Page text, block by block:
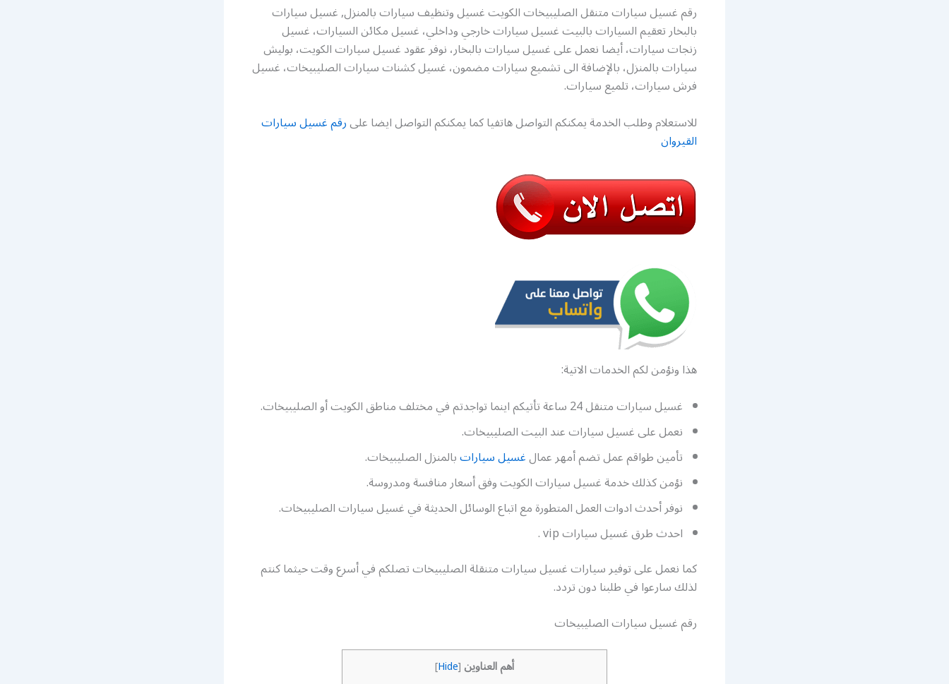
رقم غسيل سيارات متنقل الصليبيخات الكويت غسيل وتنظيف سيارات بالمنزل, غسيل سيارات
بالبخار تعقيم السيارات بالبيت غسيل سيارات خارجي وداخلي، غسيل مكائن السيارات، غسيل
زنجات سيارات، أيضا نعمل على غسيل سيارات بالبخار، نوفر عقود غسيل سيارات الكويت، بوليش
سيارات بالمنزل، بالإضافة الى تشميع سيارات مضمون، غسيل كشنات سيارات الصليبيخات، غسيل
فرش سيارات، تلميع سيارات.
للاستعلام وطلب الخدمة يمكنكم التواصل هاتفيا كما يمكنكم التواصل ايضا علىرقم غسيل سيارات
القيروان
هذا ونؤمن لكم الخدمات الاتية:
غسيل سيارات متنقل 24 ساعة تأتيكم اينما تواجدتم في مختلف مناطق الكويت أو الصليبيخات.
نعمل على غسيل سيارات عند البيت الصليبيخات.
تأمين طواقم عمل تضم أمهر عمالغسيل سياراتبالمنزل الصليبيخات.
نؤمن كذلك خدمة غسيل سيارات الكويت وفق أسعار منافسة ومدروسة.
نوفر أحدث ادوات العمل المتطورة مع اتباع الوسائل الحديثة في غسيل سيارات الصليبيخات.
احدث طرق غسيل سيارات vip .
كما نعمل على توفير سيارات غسيل سيارات متنقلة الصليبيخات تصلكم في أسرع وقت حيثما كنتم
لذلك سارعوا في طلبنا دون تردد.
رقم غسيل سيارات الصليبيخات
أهم العناوين [
Hide
]